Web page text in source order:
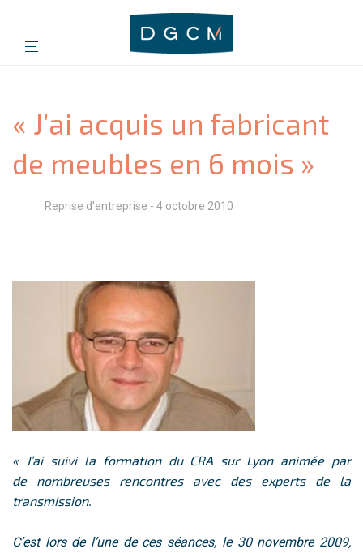
« J’ai acquis un fabricant
de meubles en 6 mois »
Reprise d'entreprise - 4 octobre 2010
« J’ai suivi la formation du CRA sur Lyon animée par
de nombreuses rencontres avec des experts de la
transmission.
C’est lors de l’une de ces séances, le 30 novembre 2009,